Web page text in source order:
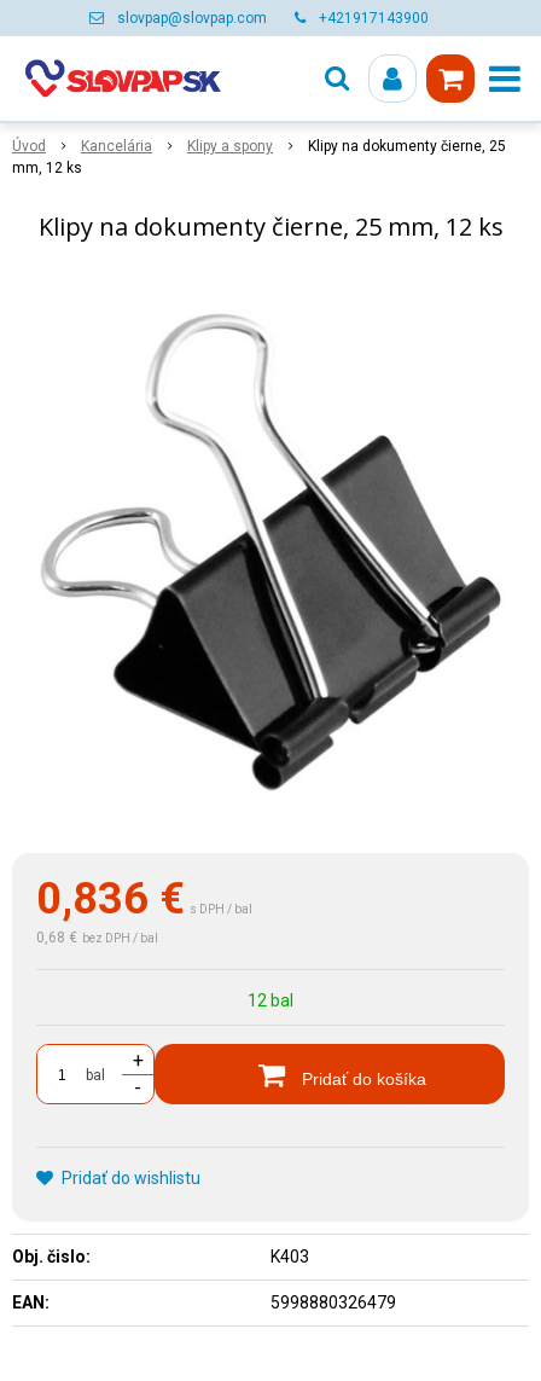
slovpap@slovpap.com +421917143900
Úvod Kancelária Klipy a spony
Klipy na dokumenty čierne, 25
mm, 12 ks
Klipy na dokumenty čierne, 25 mm, 12 ks
0,836 € s DPH / bal
0,68 € bez DPH / bal
12 bal
bal
+
-
Pridať do košíka
Pridať do wishlistu
Obj. čislo: K403
EAN: 5998880326479